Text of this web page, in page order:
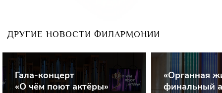
ДРУГИЕ НОВОСТИ ФИЛАРМОНИИ
Гала-концерт
«О чём поют актёры»
«Органная
финальный